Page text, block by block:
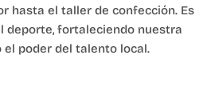
hasta el taller de confección. Es
deporte, fortaleciendo nuestra
poder del talento local.